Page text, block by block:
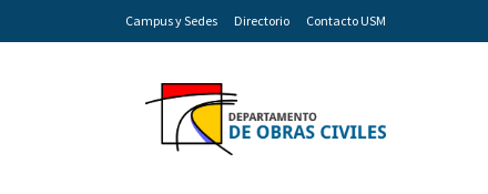
Campus y Sedes Directorio Contacto USM